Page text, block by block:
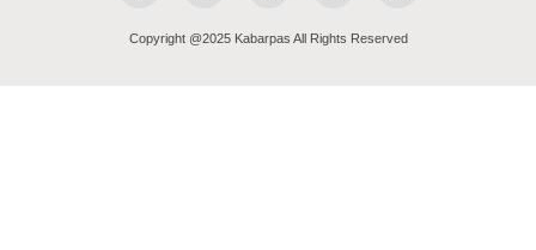
Copyright @2025 Kabarpas All Rights Reserved